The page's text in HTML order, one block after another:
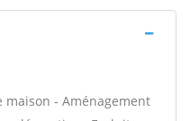
maison - Aménagement